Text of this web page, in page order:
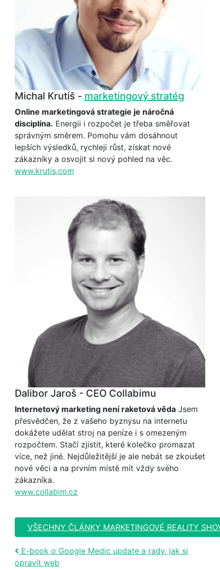
Michal Krutiš - marketingový stratég
Online marketingová strategie je náročná
disciplína. Energii i rozpočet je třeba směřovat
správným směrem. Pomohu vám dosáhnout
lepších výsledků, rychleji růst, získat nové
zákazníky a osvojit si nový pohled na věc.
www.krutis.com
Dalibor Jaroš - CEO Collabimu
Internetový marketing není raketová věda Jsem
přesvědčen, že z vašeho byznysu na internetu
dokážete udělat stroj na peníze i s omezeným
rozpočtem. Stačí zjistit, které kolečko promazat
více, než jiné. Nejdůležitější je ale nebát se zkoušet
nové věci a na prvním místě mít vždy svého
zákazníka.
www.collabim.cz
VŠECHNY ČLÁNKY MARKETINGOVÉ REALITY
Post navigation
E-book o Google Medic update a rady, jak si
opravit web